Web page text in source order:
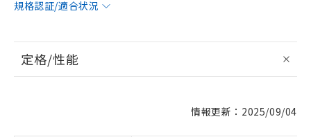
規格認証/適合状況
定格/性能
情報更新：2025/09/04